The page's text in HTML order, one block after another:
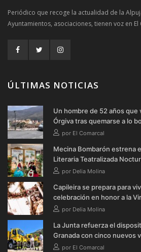
Periódico que recoge la actualidad de la
Ayuntamientos, asociaciones, tienen voz en
ÚLTIMAS NOTICIAS
Un hombre de 52 años que
Órgiva tras quemarse a lo
por El Comarcal
Mecina Bombarón estrena
Literaria Teatralizada
verbena
por Delia Molina
Capileira se prepara para
celebración en honor a la
por Delia Molina
La Junta refuerza el
Granada con cinco nuevos
por El Comarcal